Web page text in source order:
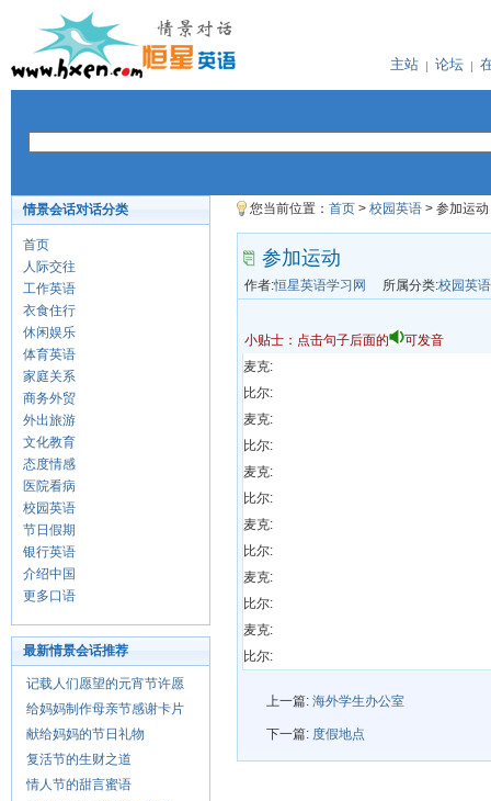
主站 论坛
情景会话对话分类
首页
人际交往
工作英语
衣食住行
休闲娱乐
体育英语
家庭关系
商务外贸
外出旅游
文化教育
态度情感
医院看病
校园英语
节日假期
银行英语
介绍中国
更多口语
最新情景会话推荐
记载人们愿望的元宵节许愿
给妈妈制作母亲节感谢卡片
献给妈妈的节日礼物
复活节的生财之道
情人节的甜言蜜语
您当前位置： 首页 > 校园英语 > 参加运动
参加运动
作者:恒星英语学习网 所属分类:校园英语
小贴士：点击句子后面的
可发音
麦克:
比尔:
麦克:
比尔:
麦克:
比尔:
麦克:
比尔:
麦克:
比尔:
麦克:
比尔:
上一篇: 海外学生办公室
下一篇: 度假地点